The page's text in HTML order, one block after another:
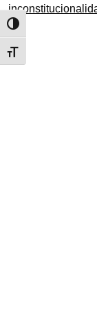
Alternar alto
Alternar tamanho